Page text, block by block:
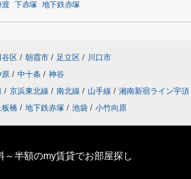
渡 下赤塚 地下鉄赤塚
谷区 / 朝霞市 / 足立区 / 川口市
原 / 中十条 / 神谷
/ 京浜東北線 / 南北線 / 山手線 / 湘南新宿ライン宇須
板橋 / 地下鉄赤塚 / 池袋 / 小竹向原
半額のmy賃貸でお部屋探し